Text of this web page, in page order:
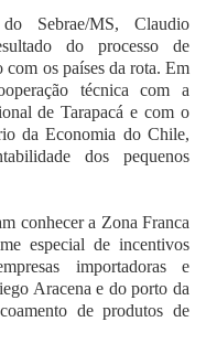
do Sebrae/MS, Claudio
do processo de
os países da rota. Em
técnica com a
de Tarapacá e com o
da Economia do Chile,
dos pequenos
conhecer a Zona Franca
especial de incentivos
importadoras e
Aracena e do porto da
de produtos de